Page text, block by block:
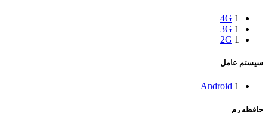
4G 1
3G 1
2G 1
سیستم عامل
Android 1
حافظه رم